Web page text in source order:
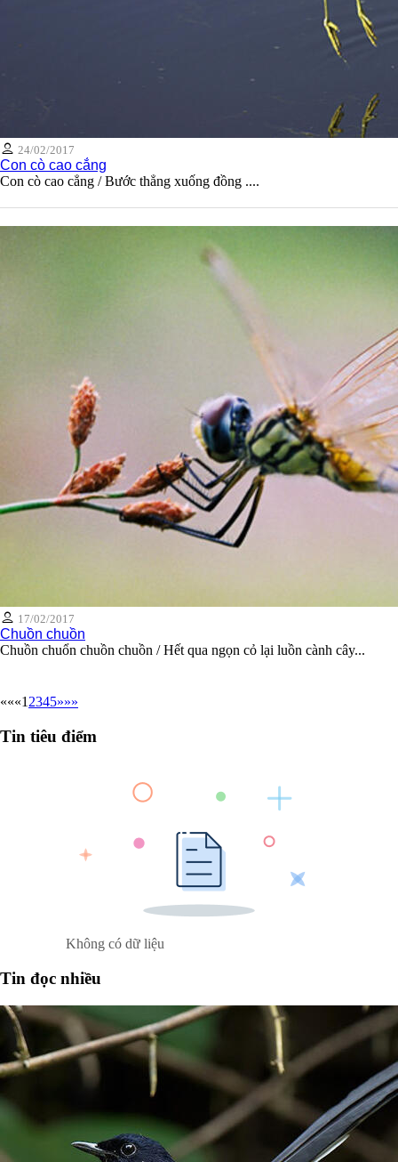
24/02/2017
Con cò cao cẳng
Con cò cao cẳng / Bước thẳng xuống đồng ....
17/02/2017
Chuồn chuồn
Chuồn chuổn chuồn chuồn / Hết qua ngọn cỏ lại luồn cành cây...
«««1 2345»»»
Tin tiêu điểm
Không có dữ liệu
Tin đọc nhiều